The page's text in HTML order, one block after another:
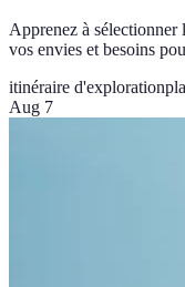
Apprenez à
vos envies et besoins
itinéraire d'exploration
Aug 7